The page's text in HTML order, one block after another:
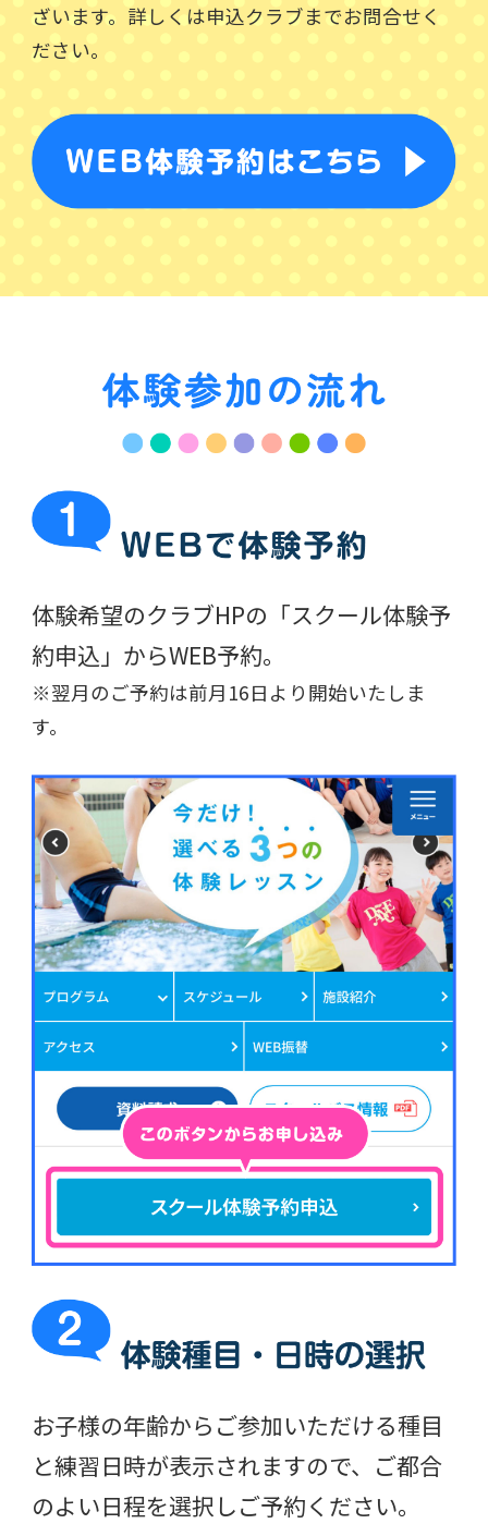
ざいます。詳しくは申込クラブまでお問合せく
ださい。
体験希望のクラブHPの 「スクール体験予
約申込」からWEB予約。
※翌月のご予約は前月16日より開始いたしま
す。
お子様の年齢からご参加いただける種目
と練習日時が表示されますので、ご都合
のよい日程を選択しご予約ください。